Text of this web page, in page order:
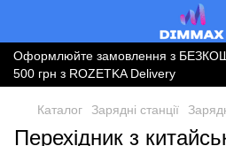
Оформлюйте замовлення з
500 грн з ROZETKA Delivery
Каталог Зарядні станції
Перехідник з